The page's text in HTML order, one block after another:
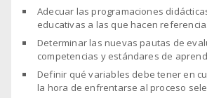
Zona
Afiliado
Adecuar las programaciones
educativas a las que hacen referencia.
Determinar las nuevas pautas de
competencias y estándares de
Definir qué variables debe tener en
la hora de enfrentarse al proceso